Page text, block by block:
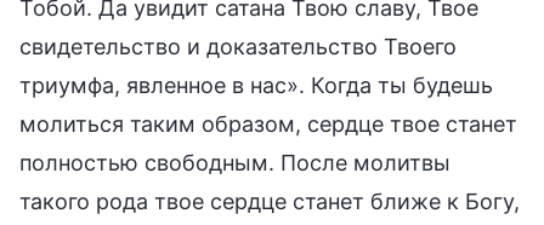
Тобой. Да увидит сатана Твою славу, Твое
свидетельство и доказательство Твоего
триумфа, явленное в нас». Когда ты будешь
молиться таким образом, сердце твое станет
полностью свободным. После молитвы
такого рода твое сердце станет ближе к Богу,